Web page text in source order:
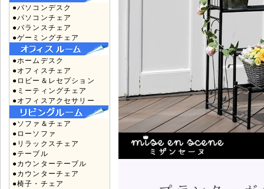
●パソコンデスク
●パソコンチェア
●バランスチェア
●ゲーミングチェア
●ホームデスク
●オフィスチェア
●ロビー＆レセプション
●ミーティングチェア
●オフィスアクセサリー
●ソファ＆チェア
●ローソファ
●リラックスチェア
●テーブル
●カウンターテーブル
●カウンターチェア
●椅子・チェア